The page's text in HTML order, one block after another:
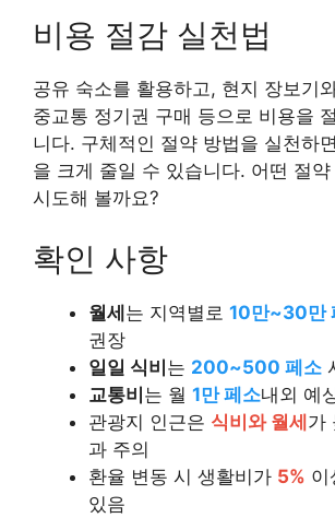
비용 절감 실천법
공유 숙소를 활용하고, 현지 장보기
중교통 정기권 구매 등으로 비용을
니다. 구체적인 절약 방법을 실천하
을 크게 줄일 수 있습니다. 어떤 절약
시도해 볼까요?
확인 사항
월세는 지역별로 10만~30만
권장
일일 식비는 200~500 페소
교통비는 월 1만 페소내외 예
관광지 인근은 식비와 월세가
과 주의
환율 변동 시 생활비가 5% 이
있음